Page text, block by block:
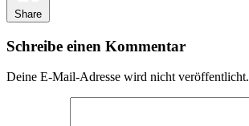
Share
Schreibe einen Kommentar
Deine E-Mail-Adresse wird nicht veröffentlicht.